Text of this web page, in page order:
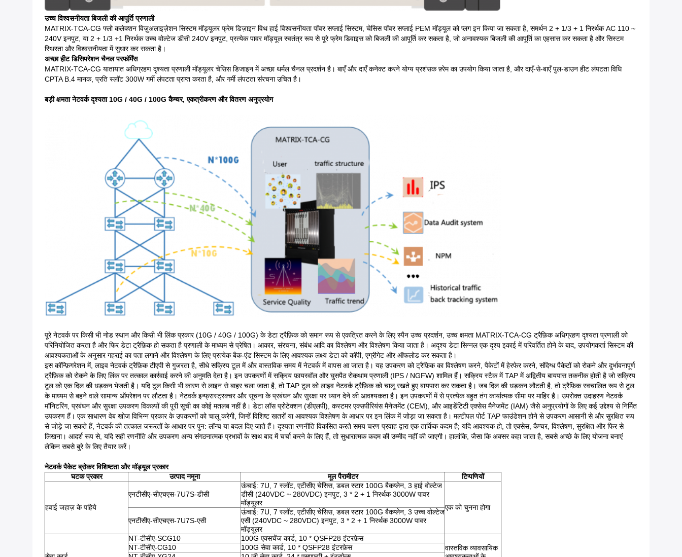
उच्च विश्वसनीयता बिजली की आपूर्ति प्रणाली
MATRIX-TCA-CG फ्लो कलेक्शन विज़ुअलाइज़ेशन सिस्टम मॉड्यूलर फ्रेम डिज़ाइन विथ हाई विश्वसनीयता पॉवर सप्लाई सिस्टम, चेसिस पॉवर सप्लाई PEM मॉड्यूल को प्लग इन किया जा सकता है, समर्थन 2 + 1/3 + 1 निरर्थक AC 110 ~
240V इनपुट, या 2 + 1/3 +1 निरर्थक उच्च वोल्टेज डीसी 240V इनपुट, प्रत्येक पावर मॉड्यूल स्वतंत्र रूप से पूरे फ्रेम डिवाइस को बिजली की आपूर्ति कर सकता है, जो अनावश्यक बिजली की आपूर्ति का एहसास कर सकता है और सिस्टम
स्थिरता और विश्वसनीयता में सुधार कर सकता है।
अच्छा हीट डिसिपरेशन चैनल परफॉर्मेंस
MATRIX-TCA-CG यातायात अधिग्रहण दृश्यता प्रणाली मॉड्यूलर चेसिस डिजाइन में अच्छा थर्मल चैनल प्रदर्शन है। बाएँ और दाएँ कनेक्ट करने योग्य प्रशंसक फ़्रेम का उपयोग किया जाता है, और दाएँ-से-बाएँ पुल-डाउन हीट लंपटता विधि
CPTA B.4 मानक, प्रति स्लॉट 300W गर्मी लंपटता प्राप्त करता है, और गर्मी लंपटता संरचना उचित है।
बड़ी क्षमता नेटवर्क दृश्यता 10G / 40G / 100G कैप्चर, एकत्रीकरण और वितरण अनुप्रयोग
पूरे नेटवर्क पर किसी भी नोड स्थान और किसी भी लिंक प्रकार (10G / 40G / 100G) के डेटा ट्रैफ़िक को समान रूप से एकत्रित करने के लिए स्पैन उच्च प्रदर्शन, उच्च क्षमता MATRIX-TCA-CG ट्रैफ़िक अधिग्रहण दृश्यता प्रणाली को
परिनियोजित करता है और फिर डेटा ट्रैफ़िक हो सकता है प्रणाली के माध्यम से प्रेषित। आकार, संरचना, संबंध आदि का विश्लेषण और विश्लेषण किया जाता है। अदृश्य डेटा सिग्नल एक दृश्य इकाई में परिवर्तित होने के बाद, उपयोगकर्ता सिस्टम की
आवश्यकताओं के अनुसार गहराई का पता लगाने और विश्लेषण के लिए प्रत्येक बैक-एंड सिस्टम के लिए आवश्यक लक्ष्य डेटा को कॉपी, एग्रीगेट और ऑफलोड कर सकता है।
इस कॉन्फ़िगरेशन में, लाइव नेटवर्क ट्रैफ़िक टीएपी से गुजरता है, सीधे सक्रिय टूल में और वास्तविक समय में नेटवर्क में वापस आ जाता है। यह उपकरण को ट्रैफ़िक का विश्लेषण करने, पैकेटों में हेरफेर करने, संदिग्ध पैकेटों को रोकने और दुर्भावनापूर्ण
ट्रैफ़िक को रोकने के लिए लिंक पर तत्काल कार्रवाई करने की अनुमति देता है। इन उपकरणों में सक्रिय फ़ायरवॉल और घुसपैठ रोकथाम प्रणाली (IPS / NGFW) शामिल हैं। सक्रिय स्टैक में TAP में अद्वितीय बायपास तकनीक होती है जो सक्रिय
टूल को एक दिल की धड़कन भेजती है। यदि टूल किसी भी कारण से लाइन से बाहर चला जाता है, तो TAP टूल को लाइव नेटवर्क ट्रैफ़िक को चालू रखते हुए बायपास कर सकता है। जब दिल की धड़कन लौटती है, तो ट्रैफ़िक स्वचालित रूप से टूल
के माध्यम से बहने वाले सामान्य ऑपरेशन पर लौटता है। नेटवर्क इन्फ्रास्ट्रक्चर और सूचना के प्रबंधन और सुरक्षा पर ध्यान देने की आवश्यकता है। इन उपकरणों में से प्रत्येक बहुत तंग कार्यात्मक सीमा पर माहिर है। उपरोक्त उदाहरण नेटवर्क
मॉनिटरिंग, प्रबंधन और सुरक्षा उपकरण विकल्पों की पूरी सूची का कोई मतलब नहीं है। डेटा लॉस प्रोटेक्शन (डीएलपी), कस्टमर एक्सपीरियंस मैनेजमेंट (CEM), और आइडेंटिटी एक्सेस मैनेजमेंट (IAM) जैसे अनुप्रयोगों के लिए कई उद्देश्य से निर्मित
उपकरण हैं। एक साधारण वेब खोज विभिन्न प्रकार के उपकरणों को चालू करेगी, जिन्हें विशिष्ट खतरों या आवश्यक विश्लेषण के आधार पर इन लिंक में जोड़ा जा सकता है। मल्टीपल पोर्ट TAP फाउंडेशन होने से उपकरण आसानी से और सुरक्षित रूप
से जोड़े जा सकते हैं, नेटवर्क की तत्काल जरूरतों के आधार पर पुन: लॉन्च या बदल दिए जाते हैं। दृश्यता रणनीति विकसित करते समय चरण प्रवाह द्वारा एक तार्किक कदम है; यदि आवश्यक हो, तो एक्सेस, कैप्चर, विश्लेषण, सुरक्षित और फिर से
लिखना। आदर्श रूप से, यदि सही रणनीति और उपकरण अन्य संगठनात्मक प्रभावों के साथ बाद में चर्चा करने के लिए हैं, तो सुधारात्मक कदम की उम्मीद नहीं की जाएगी। हालांकि, जैसा कि अक्सर कहा जाता है, सबसे अच्छे के लिए योजना बनाएं
लेकिन सबसे बुरे के लिए तैयार करें।
नेटवर्क पैकेट ब्रोकर विशिष्टता और मॉड्यूल प्रकार
घटक प्रकार
उत्पाद नमूना मूल पैरामीटर टिप्पणियों
हवाई जहाज़ के पहिये
एनटीसीए-सीएचएस-7U7S-डीसी
ऊंचाई: 7U, 7 स्लॉट, एटीसीए चेसिस, डबल स्टार 100G बैकप्लेन, 3 हाई वोल्टेज
डीसी (240VDC ~ 280VDC) इनपुट, 3 * 2 + 1 निरर्थक 3000W पावर
मॉड्यूलर
एक को चुनना होगा
एनटीसीए-सीएचएस-7U7S-एसी
ऊंचाई: 7U, 7 स्लॉट, एटीसीए चेसिस, डबल स्टार 100G बैकप्लेन, 3 उच्च वोल्टेज
एसी (240VDC ~ 280VDC) इनपुट, 3 * 2 + 1 निरर्थक 3000W पावर
मॉड्यूलर
NT-टीसीए-SCG10
100G एक्सचेंज कार्ड, 10 * QSFP28 इंटरफ़ेस
वास्तविक व्यावसायिक
NT-टीसीए-CG10
100G सेवा कार्ड, 10 * QSFP28 इंटरफ़ेस